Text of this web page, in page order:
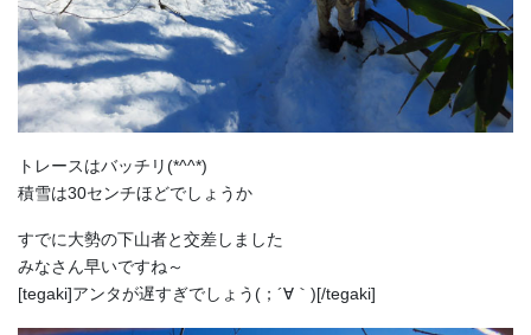
トレースはバッチリ(*^^*)
積雪は30センチほどでしょうか
すでに大勢の下山者と交差しました
みなさん早いですね～
[tegaki]アンタが遅すぎでしょう(；´∀｀)[/tegaki]